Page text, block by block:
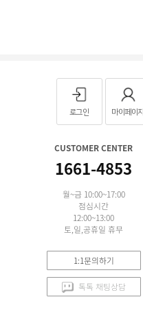
로그인 마이페이지
CUSTOMER CENTER
1661-4853
월~금 10:00~17:00
점심시간
12:00~13:00
토,일,공휴일 휴무
1:1문의하기
톡톡 채팅상담